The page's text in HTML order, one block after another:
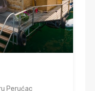
Perućac